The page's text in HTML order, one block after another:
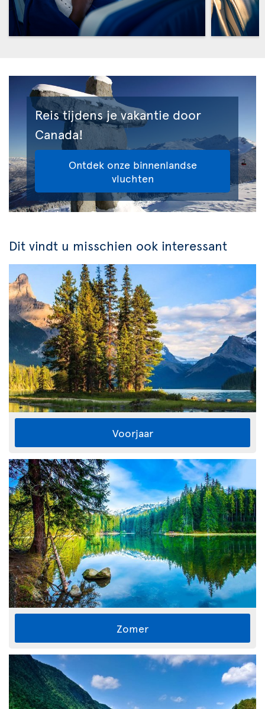
Reis tijdens je vakantie door
Canada!
Ontdek onze binnenlandse
vluchten
Dit vindt u misschien ook interessant
Voorjaar
Zomer